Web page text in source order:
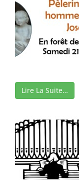
Lire La Suite…